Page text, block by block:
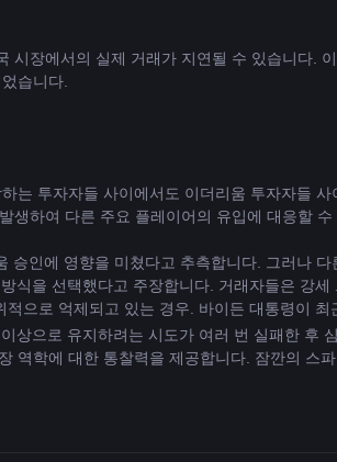
시장에서의 실제 거래가 지연될 수 있습니다.
습니다.
는 투자자들 사이에서도 이더리움 투자자들 사
하여 다른 주요 플레이어의 유입에 대응할 수
승인에 영향을 미쳤다고 추측합니다. 그러나 다
을 선택했다고 주장합니다. 거래자들은 강세
으로 억제되고 있는 경우. 바이든 대통령이 최
상으로 유지하려는 시도가 여러 번 실패한 후
역학에 대한 통찰력을 제공합니다. 잠깐의 스파
로 유지되었습니다. 이는 무기한 계약을 활용한